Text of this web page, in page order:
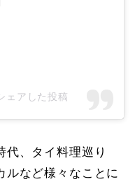
ェアした投稿
代、タイ料理巡り
ルなど様々なことに